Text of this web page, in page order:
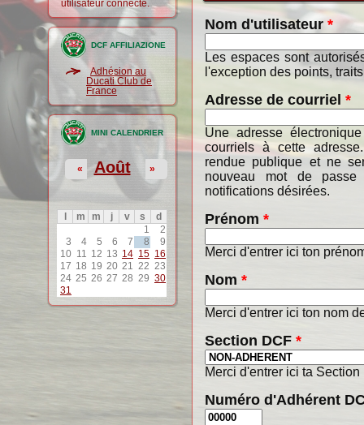
utilisateur connecté.
DCF AFFILIAZIONE
Adhésion au
Ducati Club de
France
MINI CALENDRIER
Août
« »
m m j v s
d
1
2
3
4 5 6 7 8
9
10 11 12 13 14 15 16
17 18 19 20 21 22 23
24 25 26 27 28 29 30
31
Nom d'utilisateur *
Les espaces sont
l'exception des points,
Adresse de courriel *
Une adresse
courriels à cette
rendue publique et ne
nouveau mot de
notifications désirées.
Prénom *
Merci d'entrer ici ton
Nom *
Merci d'entrer ici ton nom
Section DCF *
Merci d'entrer ici ta
Numéro d'Adhérent